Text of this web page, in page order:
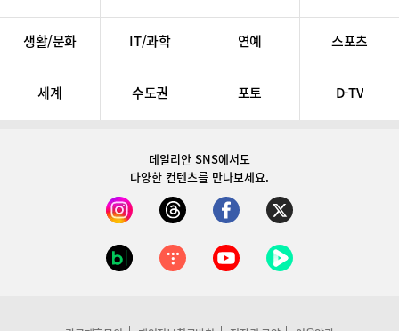
생활/문화 IT/과학 연예 스포츠
세계 수도권 포토 D-TV
데일리안 SNS에서도
다양한 컨텐츠를 만나보세요.